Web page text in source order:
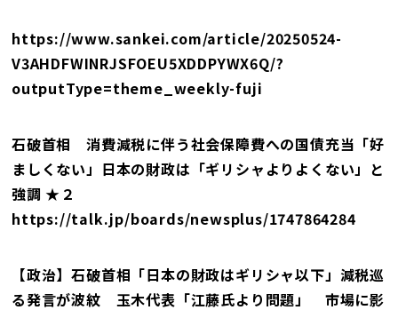
https://www.sankei.com/article/20250524-
V3AHDFWINRJSFOEU5XDDPYWX6Q/?
outputType=theme_weekly-fuji
石破首相 消費減税に伴う社会保障費への国債充当「好
ましくない」日本の財政は「ギリシャよりよくない」と
強調 ★２
https://talk.jp/boards/newsplus/1747864284
【政治】石破首相「日本の財政はギリシャ以下」減税巡
る発言が波紋 玉木代表「江藤氏より問題」 市場に影